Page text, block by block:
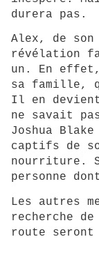
durera pas.
Alex, de
révélation
un. En
sa famille,
Il en
ne savait
Joshua
captifs de
nourriture.
personne
Les autres
recherche
route seront